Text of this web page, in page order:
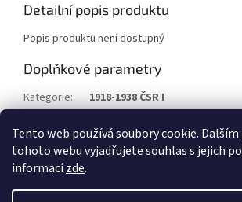
Tento web používá soubory cookie.
tohoto webu vyjadřujete souhlas s jejich
informacízde.
Detailní popis produktu
Popis produktu není dostupný
Doplňkové parametry
Kategorie:
1918-1938 ČSR I
Stav/kvalita: CN